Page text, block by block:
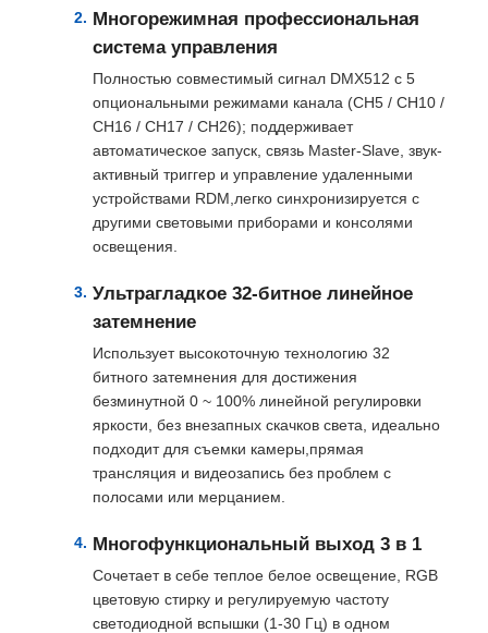
Экскурсия по заводу
Контроль качества
Случаи
Запрос цены
Алюминиевая подставка
алюминиевая ферменная конструкция spigot
Многорежимная профессиональная
система управления
Полностью совместимый сигнал DMX512 с 5
опциональными режимами канала (CH5 / CH10 /
CH16 / CH17 / CH26); поддерживает
автоматическое запуск, связь Master-Slave, звук-
активный триггер и управление удаленными
устройствами RDM,легко синхронизируется с
другими световыми приборами и консолями
освещения.
Ультрагладкое 32-битное линейное
затемнение
Использует высокоточную технологию 32
битного затемнения для достижения
безминутной 0 ~ 100% линейной регулировки
яркости, без внезапных скачков света, идеально
подходит для съемки камеры,прямая
трансляция и видеозапись без проблем с
полосами или мерцанием.
Многофункциональный выход 3 в 1
Сочетает в себе теплое белое освещение, RGB
цветовую стирку и регулируемую частоту
светодиодной вспышки (1-30 Гц) в одном